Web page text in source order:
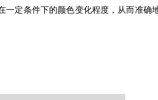
定条件下的颜色变化程度，从而准确